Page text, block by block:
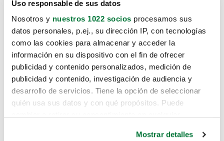
Uso responsable de sus datos
Nosotros y nuestros 1022 socios procesamos sus
datos personales, p.ej., su dirección IP, con tecnologías
como las cookies para almacenar y acceder la
información en su dispositivo con el fin de ofrecer
publicidad y contenido personalizados, medición de
publicidad y contenido, investigación de audiencia y
desarrollo de servicios. Tiene la opción de seleccionar
quién usa sus datos y con qué propósitos. Puede
Mostrar detalles
Lo sentimos, no sabemos como
te hemos traido hasta aquí.
Pero puedes encontrar el coche que estás
buscando en alguno de estos enlaces: